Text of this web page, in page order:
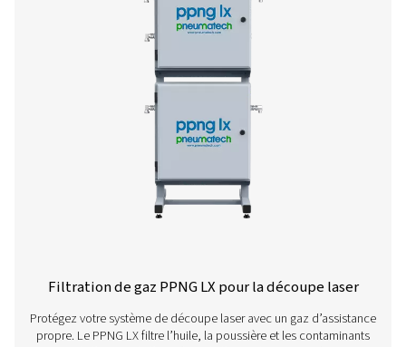
Mélange de gaz d’assistance précis pour la découpe
PPNG MX fournit des mélanges gazeux azote-oxygène